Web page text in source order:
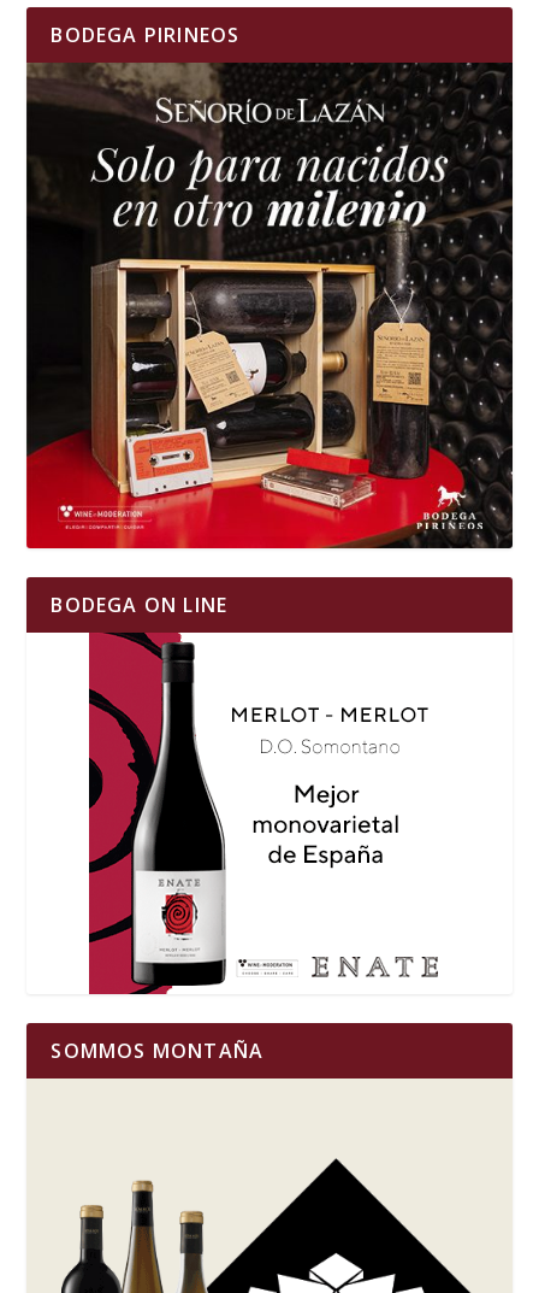
BODEGA PIRINEOS
BODEGA ON LINE
SOMMOS MONTAÑA